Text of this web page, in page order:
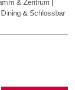
& Zentrum |
& Schlossbar